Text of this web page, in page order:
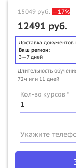
15049руб. —17%
12491 руб.
Доставка документов
Ваш регион:
3—7 дней
Длительность
72ч или 11 дней
Кол-во курсов *
Укажите